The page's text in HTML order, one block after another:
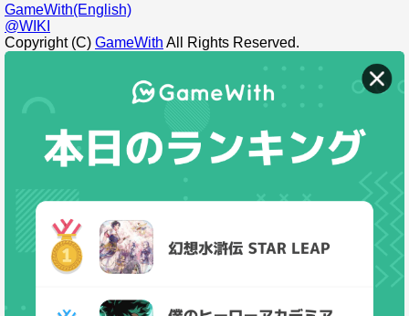
GameWith(English)
@WIKI
Copyright (C) GameWith All Rights Reserved.